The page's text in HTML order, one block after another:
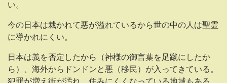
い。
今の日本は裁かれて悪が溢れているから世の中の人は聖霊
に導かれにくい。
日本は義を否定したから（神様の御言葉を足蹴にしたか
ら）、海外からドンドンと悪（移民）が入ってきている。